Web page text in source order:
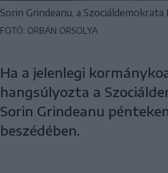
Sorin Grindeanu, a
FOTÓ: ORBÁN ORSOLYA
Ha a jelenlegi
hangsúlyozta a
Sorin Grindeanu
beszédében.